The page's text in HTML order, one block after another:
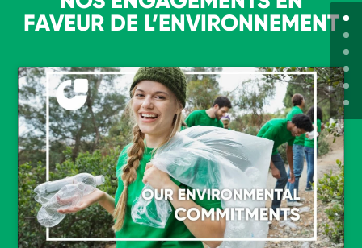
FAVEUR DE L’ENVIRONNEMENT